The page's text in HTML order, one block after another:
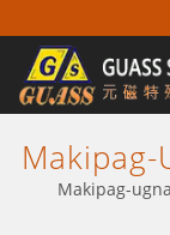
Makipag-
Iyong
Makipag-
Dinisenyo sa